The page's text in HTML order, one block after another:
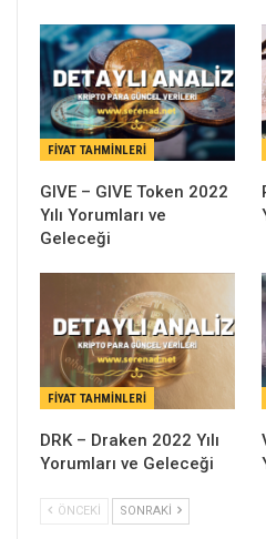
FIYAT TAHMINLERI
GIVE – GIVE Token 2022
Yılı Yorumları ve
Geleceği
FIYAT TAHMINLERI
DRK – Draken 2022 Yılı
Yorumları ve Geleceği
ÖNCEKI SONRAKI